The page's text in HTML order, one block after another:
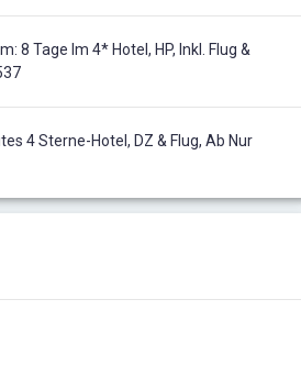
8 Tage Im 4* Hotel, HP, Inkl. Flug &
4 Sterne-Hotel, DZ & Flug, Ab Nur